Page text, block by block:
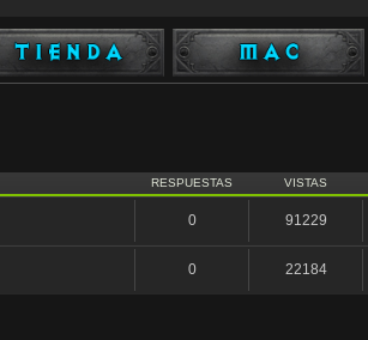
RESPUESTAS VISTAS
0 91229
0 22184